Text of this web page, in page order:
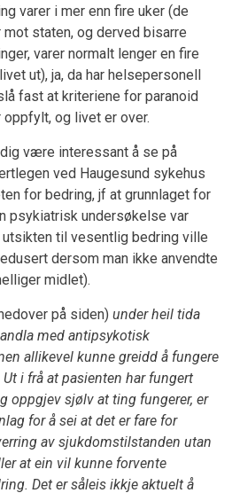
varer i mer enn fire uker (de
staten, og derved bisarre
varer normalt lenger en fire
ut), ja, da har helsepersonell
fast at kriteriene for paranoid
og livet er over.
være interessant å se på
ved Haugesund sykehus
for bedring, jf at grunnlaget for
psykiatrisk undersøkelse var
utsikten til vesentlig bedring ville
dersom man ikke anvendte
midlet).
på siden) under heil tida
med antipsykotisk
allikevel kunne greidd å fungere
i frå at pasienten har fungert
oppgjev sjølv at ting fungerer, er
for å sei at det er fare for
av sjukdomstilstanden utan
at ein vil kunne forvente
Det er såleis ikkje aktuelt å